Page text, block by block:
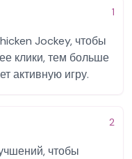
1
Jockey, чтобы
клики, тем больше
активную игру.
2
чтобы